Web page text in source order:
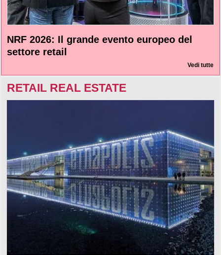
NRF 2026: Il grande evento europeo del
settore retail
Vedi tutte
RETAIL REAL ESTATE